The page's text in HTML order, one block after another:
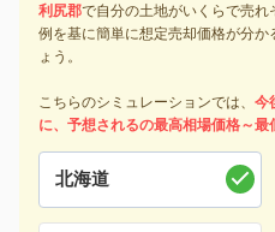
利尻郡で自分の土地がいくらで売
例を基に簡単に想定売却価格が分
ょう。
こちらのシミュレーションでは、 今
に、予想されるの最高相場価格～最